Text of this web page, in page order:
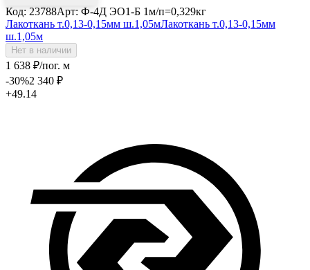
Код: 23788Арт: Ф-4Д ЭО1-Б 1м/п=0,329кг
Лакоткань т.0,13-0,15мм ш.1,05мЛакоткань т.0,13-0,15мм
ш.1,05м
Нет в наличии
1 638 ₽/пог. м
-30%2 340 ₽
+49.14